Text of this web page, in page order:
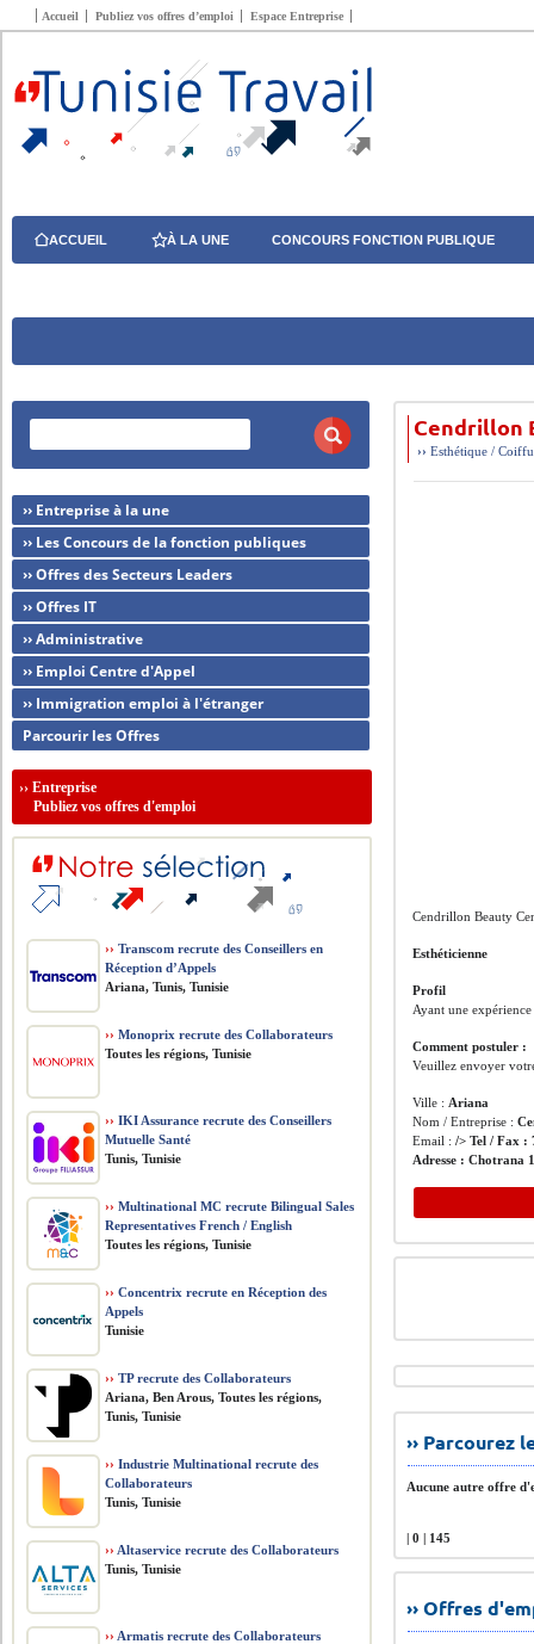
Accueil Publiez vos offres d’emploi Espace Entreprise
ACCUEIL À LA UNE CONCOURS FONCTION PUBLIQUE
Cendrillon
››Esthétique /
Cendrillon Beauty
Esthéticienne
Profil
Ayant une
Comment postuler :
Veuillez envoyer
Ville : Ariana
Nom / Entreprise :
Email : /> Tel / Fax :
Adresse :Chotrana
››
Aucune autre offre
| 0 | 145
›› Offres
›› Entreprise à la une
›› Les Concours de la fonction publiques
›› Offres des Secteurs Leaders
›› Offres IT
›› Administrative
›› Emploi Centre d'Appel
›› Immigration emploi à l'étranger
Parcourir les Offres
››Entreprise
Publiez vos offres d'emploi
›› Transcom recrute des Conseillers en
Réception d’Appels
Ariana, Tunis, Tunisie
›› Monoprix recrute des Collaborateurs
Toutes les régions, Tunisie
›› IKI Assurance recrute des Conseillers
Mutuelle Santé
Tunis, Tunisie
›› Multinational MC recrute Bilingual Sales
Representatives French / English
Toutes les régions, Tunisie
›› Concentrix recrute en Réception des
Appels
Tunisie
›› TP recrute des Collaborateurs
Ariana, Ben Arous, Toutes les régions,
Tunis, Tunisie
›› Industrie Multinational recrute des
Collaborateurs
Tunis, Tunisie
›› Altaservice recrute des Collaborateurs
Tunis, Tunisie
›› Armatis recrute des Collaborateurs